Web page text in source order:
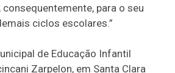
para o seu
ciclos escolares.”